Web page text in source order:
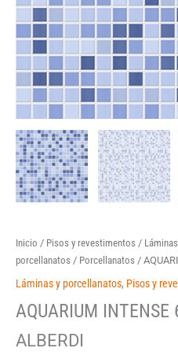
Inicio / Pisos y revestimentos /
porcellanatos / Porcellanatos /
Láminas y porcellanatos, Pisos y
AQUARIUM INTENSE
ALBERDI